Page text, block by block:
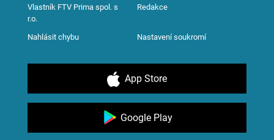
Vlastník FTV Prima spol. s
r.o.
Redakce
Nahlásit chybu Nastavení soukromí
App Store
Google Play